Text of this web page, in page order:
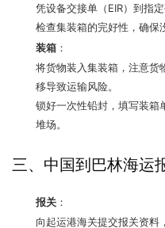
凭设备交接单（EIR）到指
检查集装箱的完好性，确保
装箱 ：
将货物装入集装箱，注意货
移导致运输风险。
锁好一次性铅封，填写装箱
堆场。
三、中国到巴林海运
报关 ：
向起运港海关提交报关资料